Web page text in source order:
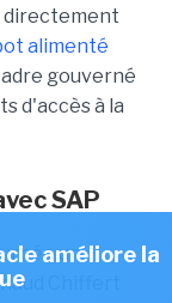
alimenté
gouverné
d'accès à la
SAP
un
Chiffert
améliore la